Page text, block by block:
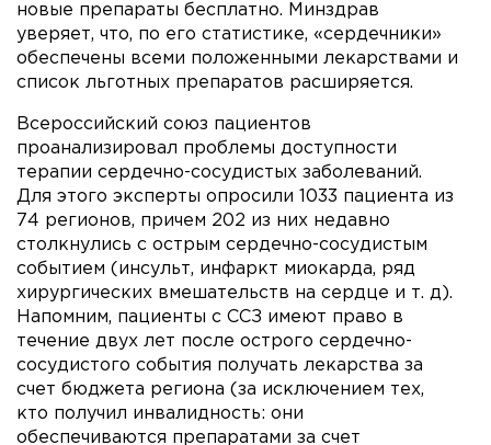
новые препараты бесплатно. Минздрав
уверяет, что, по его статистике, «сердечники»
обеспечены всеми положенными лекарствами и
список льготных препаратов расширяется.
Всероссийский союз пациентов
проанализировал проблемы доступности
терапии сердечно-сосудистых заболеваний.
Для этого эксперты опросили 1033 пациента из
74 регионов, причем 202 из них недавно
столкнулись с острым сердечно-сосудистым
событием (инсульт, инфаркт миокарда, ряд
хирургических вмешательств на сердце и т. д).
Напомним, пациенты с ССЗ имеют право в
течение двух лет после острого сердечно-
сосудистого события получать лекарства за
счет бюджета региона (за исключением тех,
кто получил инвалидность: они
обеспечиваются препаратами за счет